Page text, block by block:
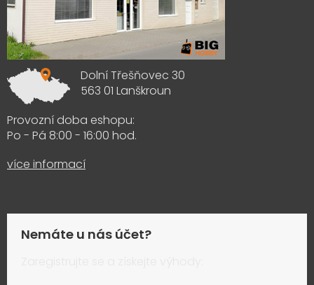
Dolní Třešňovec 30
563 01 Lanškroun
Provozní doba eshopu:
Po - Pá 8:00 - 16:00 hod.
více informací
Nemáte u nás účet?